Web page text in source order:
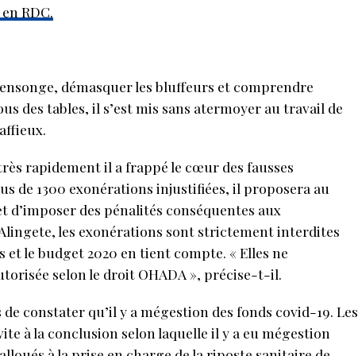
RDC.
démasquer les bluffeurs et comprendre
des tables, il s’est mis sans atermoyer au travail de
rapidement il a frappé le cœur des fausses
de 1300 exonérations injustifiées, il proposera au
d’imposer des pénalités conséquentes aux
les exonérations sont strictement interdites
et le budget 2020 en tient compte. « Elles ne
selon le droit OHADA », précise-t-il.
constater qu’il y a mégestion des fonds covid-19. Les
à la conclusion selon laquelle il y a eu mégestion